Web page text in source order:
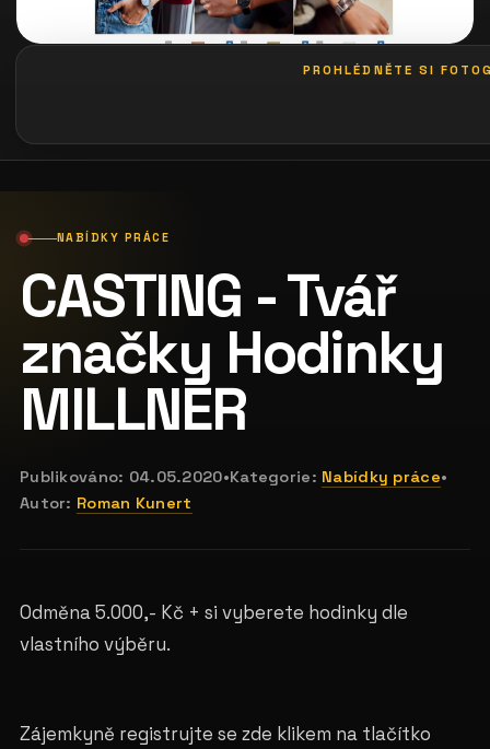
PROHLÉDNĚTE SI
NABÍDKY PRÁCE
CASTING - Tvář
značky Hodinky
MILLNER
Publikováno: 04.05.2020•Kategorie: Nabídky práce•
Autor: Roman Kunert
Odměna 5.000,- Kč + si vyberete hodinky dle
vlastního výběru.
Zájemkyně registrujte se zde klikem na tlačítko